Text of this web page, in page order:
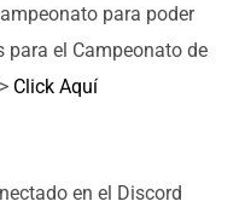
para poder
el Campeonato de
Click Aquí
en el Discord